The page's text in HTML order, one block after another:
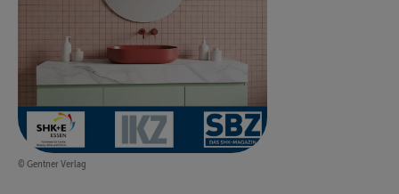
© Gentner Verlag
Kontakt
FAQs